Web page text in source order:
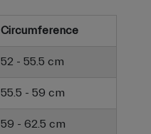
Circumference
52 - 55.5 cm
55.5 - 59 cm
59 - 62.5 cm